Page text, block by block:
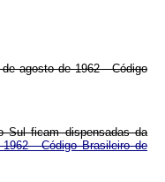
agosto de 1962 - Código
Sul ficam dispensadas da
- Código Brasileiro de